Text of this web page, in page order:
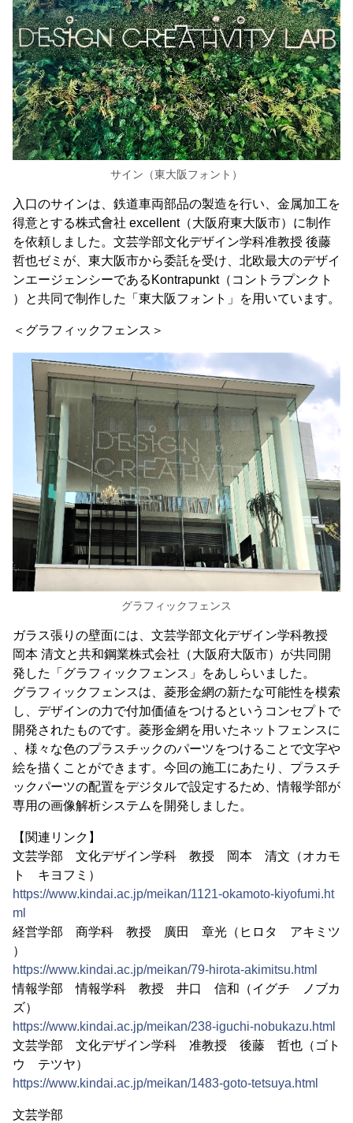
サイン（東大阪フォント）
入口のサインは、鉄道車両部品の製造を行い、金属加工を
得意とする株式會社 excellent（大阪府東大阪市）に制作
を依頼しました。文芸学部文化デザイン学科准教授 後藤
哲也ゼミが、東大阪市から委託を受け、北欧最大のデザイ
ンエージェンシーであるKontrapunkt（コントラプンクト
）と共同で制作した「東大阪フォント」を用いています。
＜グラフィックフェンス＞
グラフィックフェンス
ガラス張りの壁面には、文芸学部文化デザイン学科教授
岡本 清文と共和鋼業株式会社（大阪府大阪市）が共同開
発した「グラフィックフェンス」をあしらいました。
グラフィックフェンスは、菱形金網の新たな可能性を模索
し、デザインの力で付加価値をつけるというコンセプトで
開発されたものです。菱形金網を用いたネットフェンスに
、様々な色のプラスチックのパーツをつけることで文字や
絵を描くことができます。今回の施工にあたり、プラスチ
ックパーツの配置をデジタルで設定するため、情報学部が
専用の画像解析システムを開発しました。
【関連リンク】
文芸学部 文化デザイン学科 教授 岡本 清文（オカモ
ト キヨフミ）
https://www.kindai.ac.jp/meikan/1121-okamoto-kiyofumi.ht
ml
経営学部 商学科 教授 廣田 章光（ヒロタ アキミツ
）
https://www.kindai.ac.jp/meikan/79-hirota-akimitsu.html
情報学部 情報学科 教授 井口 信和（イグチ ノブカ
ズ）
https://www.kindai.ac.jp/meikan/238-iguchi-nobukazu.html
文芸学部 文化デザイン学科 准教授 後藤 哲也（ゴト
ウ テツヤ）
https://www.kindai.ac.jp/meikan/1483-goto-tetsuya.html
文芸学部